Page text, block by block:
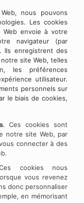
nous pouvons
Les cookies
envoie à votre
navigateur (par
Ils enregistrent des
site Web, telles
les préférences
utilisateur.
personnels sur
le biais de cookies,
. Ces cookies sont
notre site Web, par
connecter à des
cookies nous
vous revenez
donc personnaliser
en mémorisant